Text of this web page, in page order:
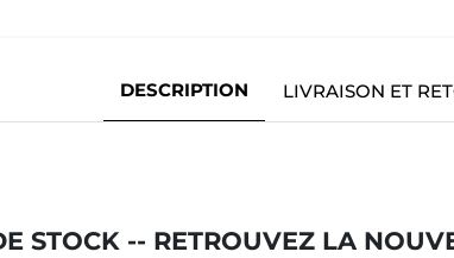
DESCRIPTION LIVRAISON ET
STOCK -- RETROUVEZ LA